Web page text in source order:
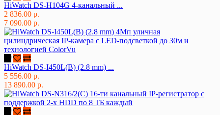
HiWatch DS-H104G 4-канальный ...
2 836.00 р.
7 090.00 р.
HiWatch DS-I450L(B) (2.8 mm) ...
5 556.00 р.
13 890.00 р.